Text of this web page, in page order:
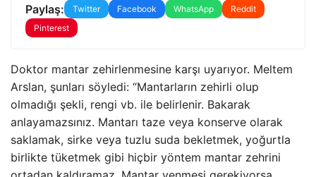
Paylaş: Twitter Facebook WhatsApp
Reddit
Pinterest
Doktor mantar zehirlenmesine karşı uyarıyor. Meltem
Arslan, şunları söyledi: “Mantarların zehirli olup
olmadığı şekli, rengi vb. ile belirlenir. Bakarak
anlayamazsınız. Mantarı taze veya konserve olarak
saklamak, sirke veya tuzlu suda bekletmek, yoğurtla
birlikte tüketmek gibi hiçbir yöntem mantar zehrini